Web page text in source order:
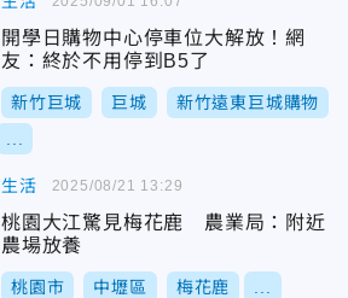
開學日購物中心停車位大解放！網
友：終於不用停到B5了
新竹巨城 巨城 新竹遠東巨城購物
生活
桃園大江驚見梅花鹿 農業局：附近
農場放養
桃園市 中壢區 梅花鹿
2025/08/21 13:29